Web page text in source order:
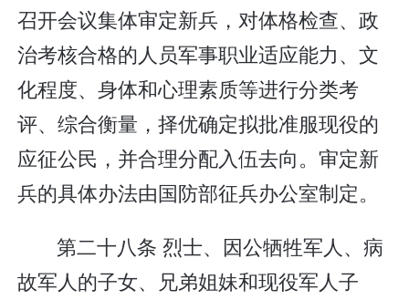
召开会议集体审定新兵，对体格检查、政
治考核合格的人员军事职业适应能力、文
化程度、身体和心理素质等进行分类考
评、综合衡量，择优确定拟批准服现役的
应征公民，并合理分配入伍去向。审定新
兵的具体办法由国防部征兵办公室制定。
第二十八条 烈士、因公牺牲军人、病
故军人的子女、兄弟姐妹和现役军人子